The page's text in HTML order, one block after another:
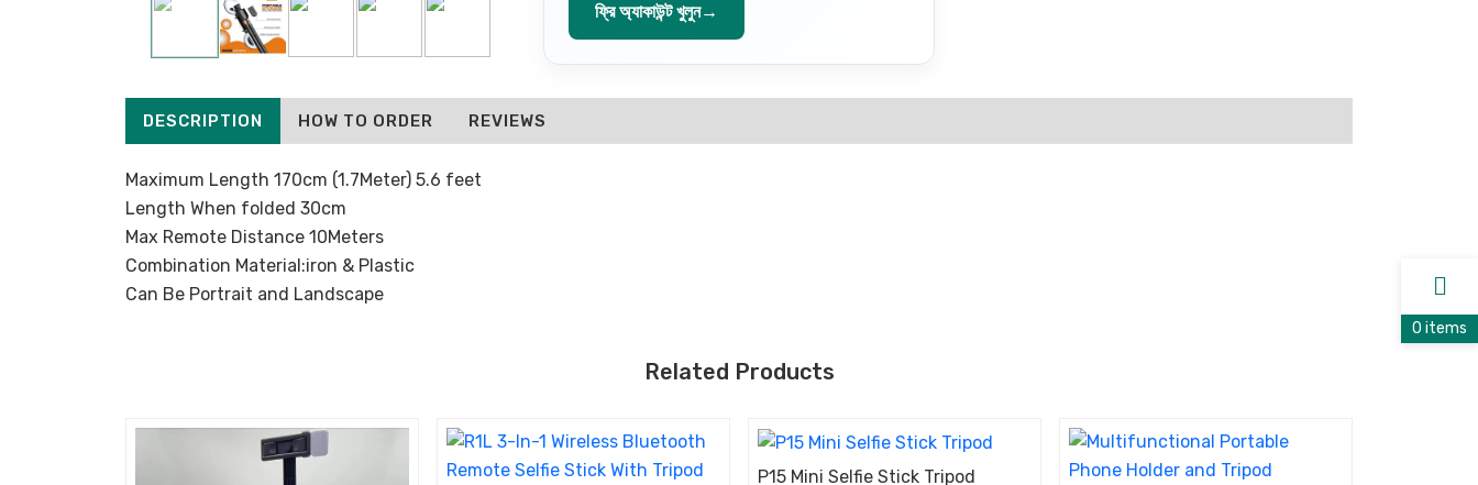
ফ্রি অ্যাকাউন্ট খুলুন→
DESCRIPTION HOW TO ORDER REVIEWS
Maximum Length 170cm (1.7Meter) 5.6 feet
Length When folded 30cm
Max Remote Distance 10Meters
Combination Material:iron & Plastic
Can Be Portrait and Landscape
Related Products
P15 Mini Selfie Stick Tripod
0 items